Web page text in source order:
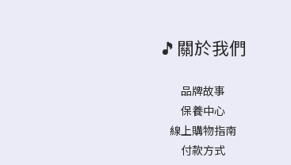
🎵關於我們
品牌故事
保養中心
線上購物指南
付款方式